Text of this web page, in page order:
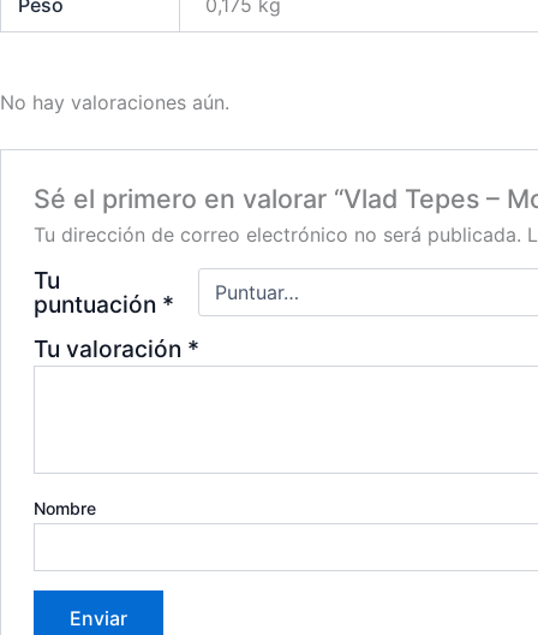
Peso 0,175 kg
No hay valoraciones aún.
Sé el primero en valorar “Vlad Tepes –
Tu dirección de correo electrónico no será publicada.
Tu
puntuación *
Tu valoración *
Nombre